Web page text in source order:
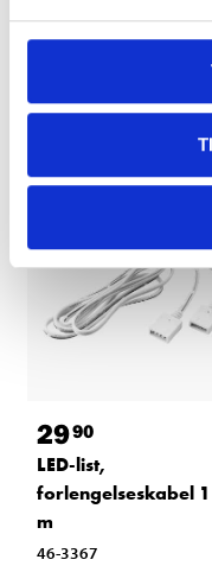
Andre
2990
LED-list,
forlengelseskabel 1
m
46-3367